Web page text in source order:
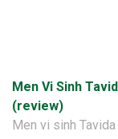
Men Vi Sinh
(review)
Men vi sinh